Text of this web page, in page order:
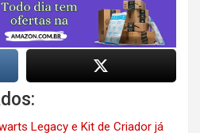
Legacy e Kit de Criador já